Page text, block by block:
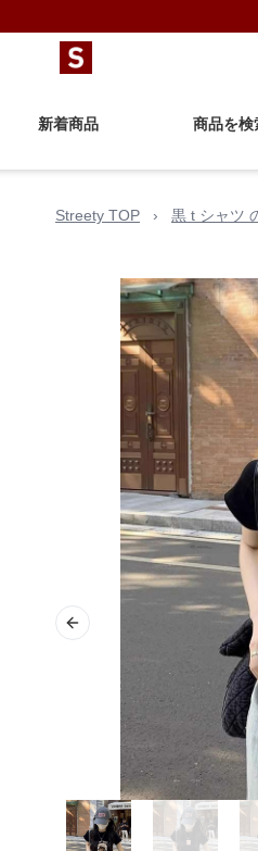
新着商品 商品を検
Streety TOP › 黒 t シャツ
Previous slide